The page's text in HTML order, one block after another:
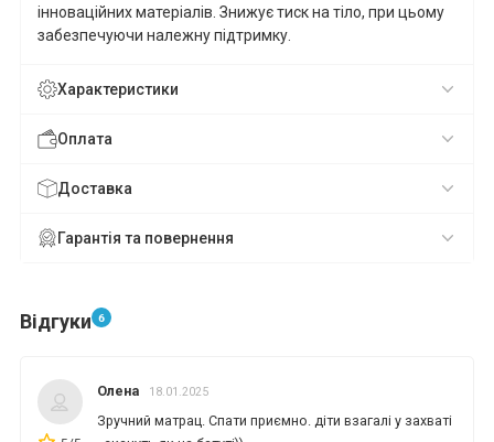
інноваційнихматеріалів. Знижує тиск на тіло, при цьому
забезпечуючи належну підтримку.
Характеристики
Оплата
Доставка
Гарантія та повернення
Відгуки 6
Олена 18.01.2025
Зручний матрац. Спати приємно. діти взагалі у захваті